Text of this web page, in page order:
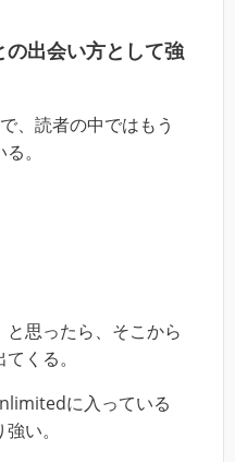
出会い方として強
、読者の中ではもう
。
と思ったら、そこから
くる。
に入っている
い。